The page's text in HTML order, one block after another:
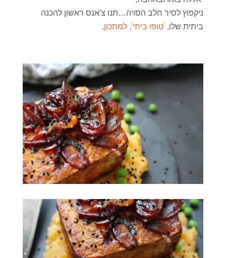
ניקפוץ לסיר חלב הסויה…תנו צ'אנס ראשון להכנה
ביתית שלו, 'טופו ביתי', למתכון.